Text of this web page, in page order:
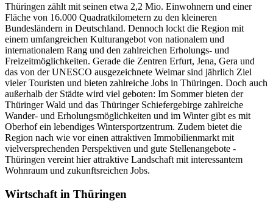
Thüringen zählt mit seinen etwa 2,2 Mio. Einwohnern und einer
Fläche von 16.000 Quadratkilometern zu den kleineren
Bundesländern in Deutschland. Dennoch lockt die Region mit
einem umfangreichen Kulturangebot von nationalem und
internationalem Rang und den zahlreichen Erholungs- und
Freizeitmöglichkeiten. Gerade die Zentren Erfurt, Jena, Gera und
das von der UNESCO ausgezeichnete Weimar sind jährlich Ziel
vieler Touristen und bieten zahlreiche Jobs in Thüringen. Doch auch
außerhalb der Städte wird viel geboten: Im Sommer bieten der
Thüringer Wald und das Thüringer Schiefergebirge zahlreiche
Wander- und Erholungsmöglichkeiten und im Winter gibt es mit
Oberhof ein lebendiges Wintersportzentrum. Zudem bietet die
Region nach wie vor einen attraktiven Immobilienmarkt mit
vielversprechenden Perspektiven und gute Stellenangebote -
Thüringen vereint hier attraktive Landschaft mit interessantem
Wohnraum und zukunftsreichen Jobs.
Wirtschaft in Thüringen